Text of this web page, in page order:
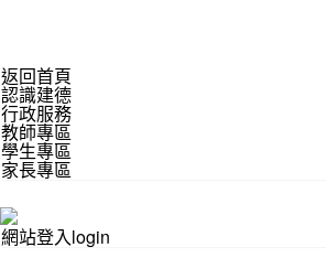
返回首頁
認識建德
行政服務
教師專區
學生專區
家長專區
網站登入login